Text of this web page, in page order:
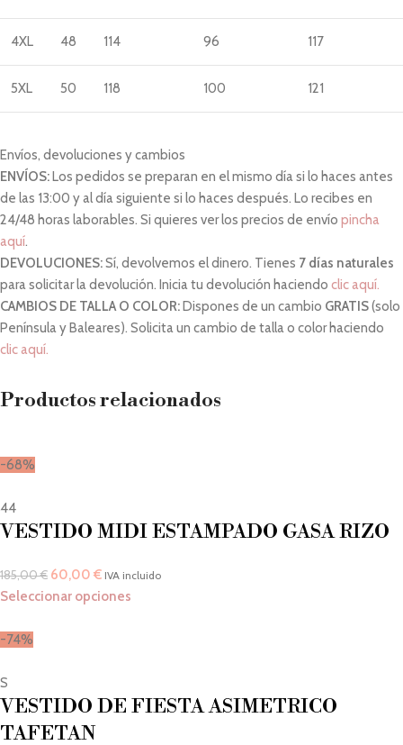
4XL 48 114 96 117
5XL 50 118 100 121
Envíos, devoluciones y cambios
ENVÍOS: Los pedidos se preparan en el mismo día si lo haces antes
de las 13:00 y al día siguiente si lo haces después. Lo recibes en
24/48 horas laborables. Si quieres ver los precios de envío pincha
aquí.
DEVOLUCIONES:Sí, devolvemos el dinero. Tienes 7 días naturales
para solicitar la devolución. Inicia tu devolución haciendo clic aquí.
CAMBIOS DE TALLA O COLOR: Dispones de un cambio GRATIS(solo
Península y Baleares). Solicita un cambio de talla o color haciendo
clic aquí.
Productos relacionados
-68%
44
VESTIDO MIDI ESTAMPADO GASA RIZO
185,00€ 60,00 € IVA incluido
Seleccionar opciones
-74%
S
VESTIDO DE FIESTA ASIMETRICO
TAFETAN